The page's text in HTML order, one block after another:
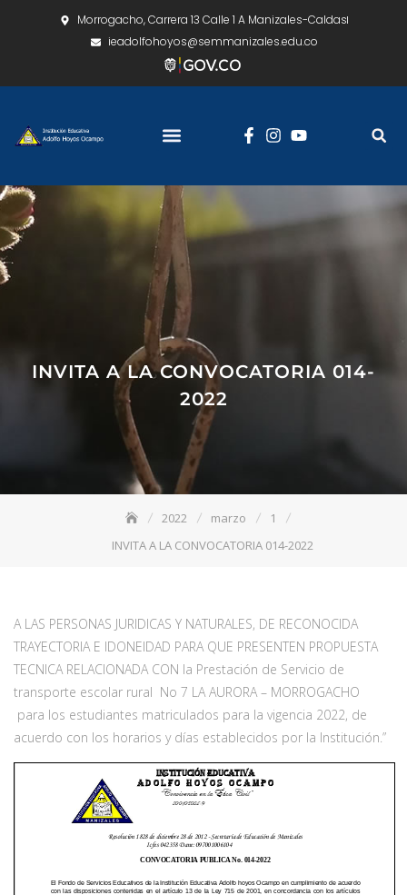
Morrogacho, Carrera 13 Calle 1 A Manizales-Caldas
ieadolfohoyos@semmanizales.edu.co
INVITA A LA CONVOCATORIA 014-
2022
2022 marzo
1
INVITA A LA CONVOCATORIA 014-2022
A LAS PERSONAS JURIDICAS Y NATURALES, DE RECONOCIDA
TRAYECTORIA E IDONEIDAD PARA QUE PRESENTEN PROPUESTA
TECNICA RELACIONADA CON la Prestación de Servicio de
transporte escolar rural No 7 LA AURORA – MORROGACHO
para los estudiantes matriculados para la vigencia 2022, de
acuerdo con los horarios y días establecidos por la Institución.”